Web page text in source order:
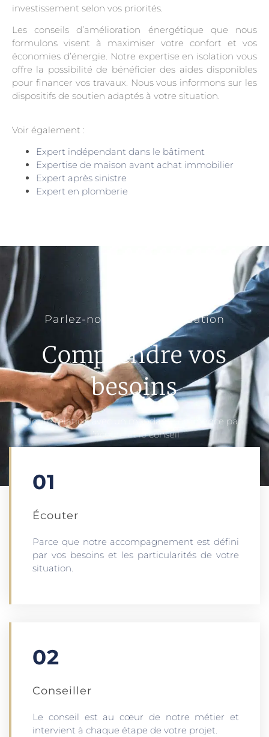
investissement selon vos priorités.
Les conseils d’amélioration énergétique que nous
formulons visent à maximiser votre confort et vos
économies d’énergie. Notre expertise en isolation vous
offre la possibilité de bénéficier des aides disponibles
pour financer vos travaux. Nous vous informons sur les
dispositifs de soutien adaptés à votre situation.
Voir également :
Expert indépendant dans le bâtiment
Expertise de maison avant achat immobilier
Expert après sinistre
Expert en plomberie
Parlez-nous de votre situation
Comprendre vos
besoins
Toute relation avec un mandant commence par
l’écoute et le conseil
01
Écouter​
Parce que notre accompagnement est défini
par vos besoins et les particularités de votre
situation.
02
Conseiller
Le conseil est au cœur de notre métier et
intervient à chaque étape de votre projet.